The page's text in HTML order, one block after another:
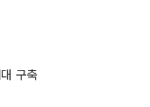
구축